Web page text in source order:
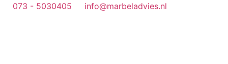
073 - 5030405 info@marbeladvies.nl